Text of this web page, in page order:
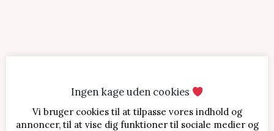
SENESTE OPSKRIFTER
Ingen kage uden cookies
Vi bruger cookies til at tilpasse vores indhold og
annoncer, til at vise dig funktioner til sociale medier og